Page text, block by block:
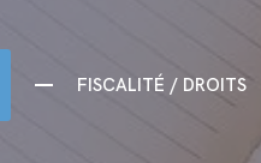
FISCALITÉ / DROITS